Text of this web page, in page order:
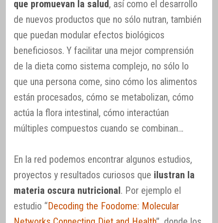
que promuevan la salud, así como el desarrollo
de nuevos productos que no sólo nutran, también
que puedan modular efectos biológicos
beneficiosos. Y facilitar una mejor comprensión
de la dieta como sistema complejo, no sólo lo
que una persona come, sino cómo los alimentos
están procesados, cómo se metabolizan, cómo
actúa la flora intestinal, cómo interactúan
múltiples compuestos cuando se combinan…
En la red podemos encontrar algunos estudios,
proyectos y resultados curiosos que ilustran la
materia oscura nutricional. Por ejemplo el
estudio “Decoding the Foodome: Molecular